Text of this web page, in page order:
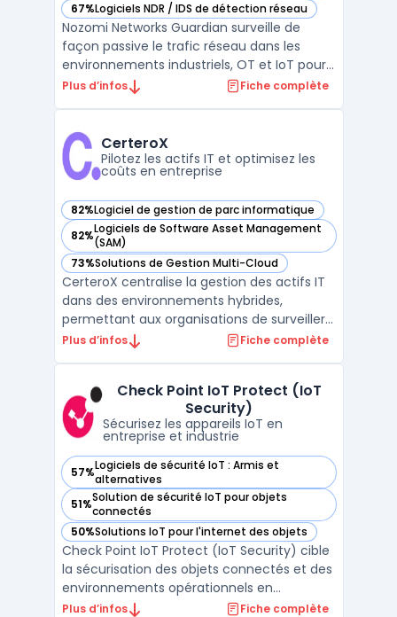
67%Logiciels NDR / IDS de détection réseau
— voir Nozomi Networks Guardian dans cette catégorie
Nozomi Networks Guardian surveille de
façon passive le trafic réseau dans les
environnements industriels, OT et IoT pour
renforcer la cybersécurité des
soumises à des exigences strictes de
sécurité réseau OT et confrontées à ...
Plus d’infos Fiche complète
CerteroX
Pilotez les actifs IT et optimisez les
coûts en entreprise
82%Logiciel de gestion de parc informatique
— voir CerteroX dans cette catégorie
82%Logiciels de Software Asset Management
(SAM)
— voir CerteroX dans cette catégorie
73%Solutions de Gestion Multi-Cloud
— voir CerteroX dans cette catégorie
CerteroX centralise la gestion des actifs IT
dans des environnements hybrides,
permettant aux organisations de surveiller
visibilité, coûts et conformité sur leur parc
constitue un enjeu pour les équipes de dire
...
Plus d’infos Fiche complète
Check Point IoT Protect (IoT
Security)
Sécurisez les appareils IoT en
entreprise et industrie
57%Logiciels de sécurité IoT : Armis et
alternatives
— voir Check Point IoT Protect (IoT Security) dans cette
51%Solution de sécurité IoT pour objets
connectés
— voir Check Point IoT Protect (IoT Security) dans cette
50%Solutions IoT pour l'internet des objets
— voir Check Point IoT Protect (IoT Security) dans cette
Check Point IoT Protect (IoT Security) cible
la sécurisation des objets connectés et des
environnements opérationnels en
entreprise. Face à la montée des
Plus d’infos Fiche complète